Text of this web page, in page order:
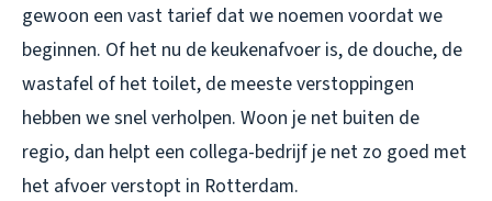
gewoon een vast tarief dat we noemen voordat we
beginnen. Of het nu de keukenafvoer is, de douche, de
wastafel of het toilet, de meeste verstoppingen
hebben we snel verholpen. Woon je net buiten de
regio, dan helpt een collega-bedrijf je net zo goed met
het afvoer verstopt in Rotterdam.